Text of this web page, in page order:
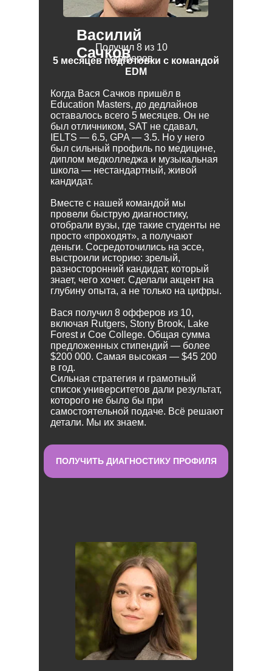
Василий
Сачков
Получил 8 из 10
офферов
5 месяцев подготовки с командой
EDM
Когда Вася Сачков пришёл в
Education Masters, до дедлайнов
оставалось всего 5 месяцев. Он не
был отличником, SAT не сдавал,
IELTS — 6.5, GPA — 3.5. Но у него
был сильный профиль по медицине,
диплом медколледжа и музыкальная
школа — нестандартный, живой
кандидат.
Вместе с нашей командой мы
провели быструю диагностику,
отобрали вузы, где такие студенты не
просто «проходят», а получают
деньги. Сосредоточились на эссе,
выстроили историю: зрелый,
разносторонний кандидат, который
знает, чего хочет. Сделали акцент на
глубину опыта, а не только на цифры.
Вася получил 8 офферов из 10,
включая Rutgers, Stony Brook, Lake
Forest и Coe College. Общая сумма
предложенных стипендий — более
$200 000. Самая высокая — $45 200
в год.
Сильная стратегия и грамотный
список университетов дали результат,
которого не было бы при
самостоятельной подаче. Всё решают
детали. Мы их знаем.
ПОЛУЧИТЬ ДИАГНОСТИКУ ПРОФИЛЯ